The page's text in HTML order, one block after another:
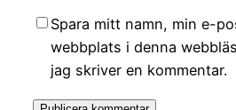
Spara mitt namn, min e-
webbplats i denna
jag skriver en kommentar.